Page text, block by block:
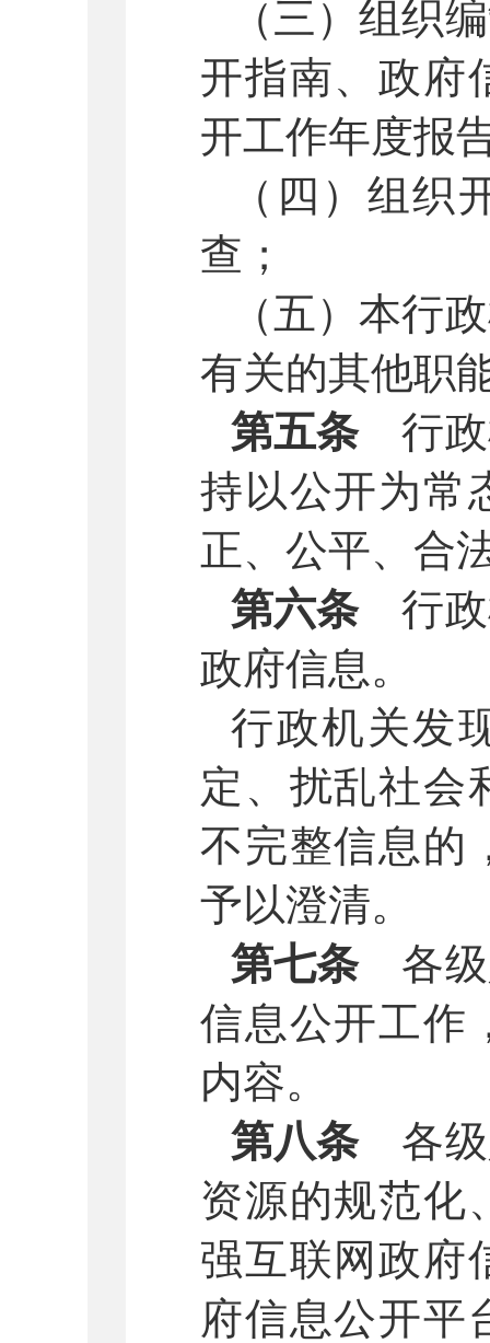
（三）组织
开指南、政府
开工作年度报
（四）组织
查；
（五）本行
有关的其他职
第五条行政
持以公开为常
正、公平、合
第六条行政
政府信息。
行政机关发
定、扰乱社会
不完整信息的
予以澄清。
第七条各级
信息公开工作
内容。
第八条各级
资源的规范化
强互联网政府
府信息公开平